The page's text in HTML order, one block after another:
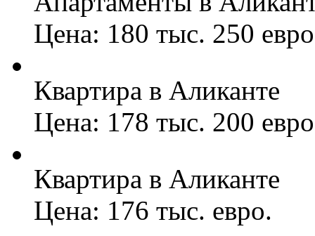
Цена: 180 тыс. 250
Квартира в Аликанте
Цена: 178 тыс. 200
Квартира в Аликанте
Цена: 176 тыс. евро.